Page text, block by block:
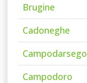
Brugine
Cadoneghe
Campodarsego
Campodoro